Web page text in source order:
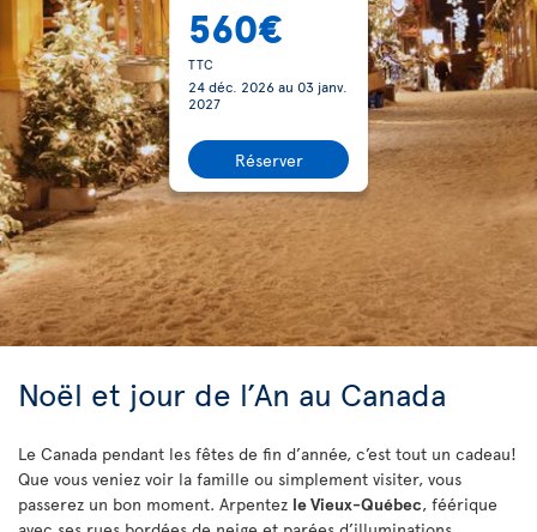
560€
TTC
24 déc. 2026au 03 janv.
2027
Réserver
Noël et jour de l’An au Canada
Le Canada pendant les fêtes de fin d’année, c’est tout un cadeau!
Que vous veniez voir la famille ou simplement visiter, vous
passerez un bon moment. Arpentez le Vieux-Québec, féérique